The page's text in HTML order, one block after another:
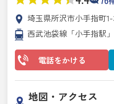
埼玉県所沢市小手指町1-
西武池袋線「小手指駅
電話をかける
地図・アクセス